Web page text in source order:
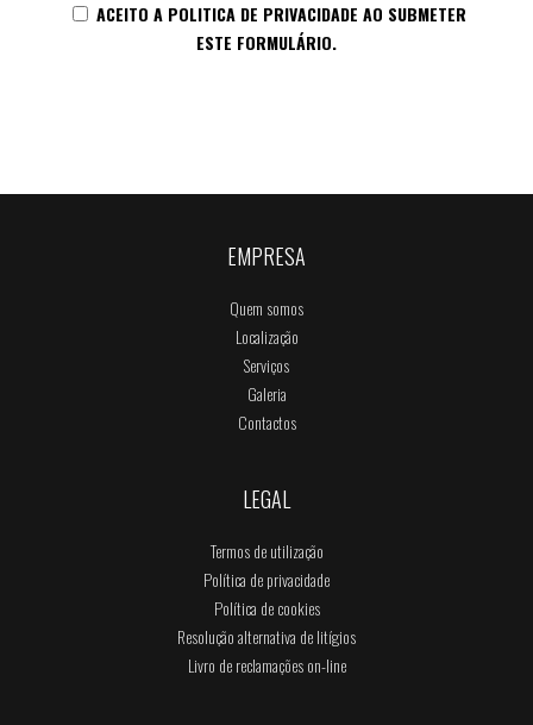
ACEITO A POLITICA DE PRIVACIDADE AO SUBMETER
ESTE FORMULÁRIO.
EMPRESA
Quem somos
Localização
Serviços
Galeria
Contactos
LEGAL
Termos de utilização
Política de privacidade
Política de cookies
Resolução alternativa de litígios
Livro de reclamações on-line